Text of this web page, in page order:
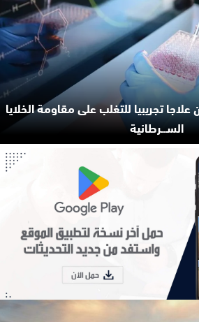
تجريبيا للتغلب على مقاومة الخلايا
السـ.ـرطانية